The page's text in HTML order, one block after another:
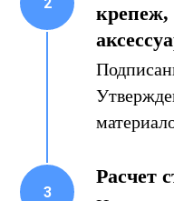
крепеж,
Расчет